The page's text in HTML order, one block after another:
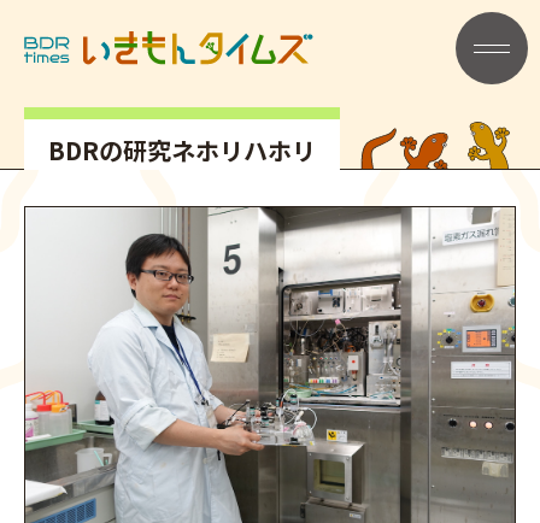
メニュー
BDRの研究ネホリハホリ